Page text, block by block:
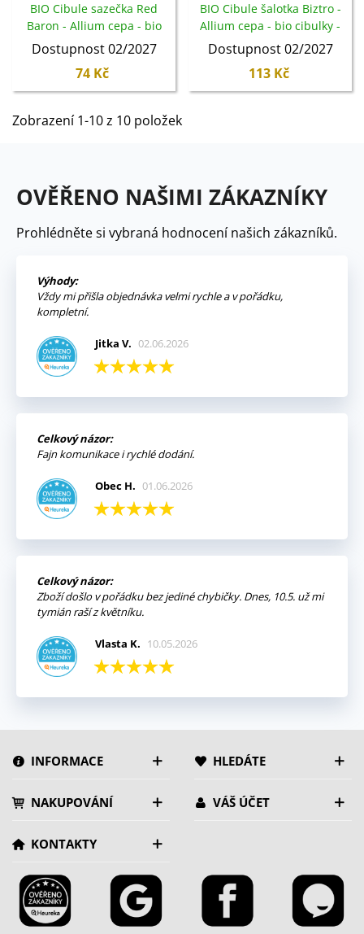
BIO Cibule sazečka Red
Baron - Allium cepa - bio
cibulky - 150 g
Dostupnost 02/2027
74 Kč
BIO Cibule šalotka Biztro -
Allium cepa - bio cibulky -
150 g
Dostupnost 02/2027
113 Kč
Zobrazení 1-10 z 10 položek
OVĚŘENO NAŠIMI ZÁKAZNÍKY
Prohlédněte si vybraná hodnocení našich zákazníků.
Výhody:
Vždy mi přišla objednávka velmi rychle a v pořádku,
kompletní.
Jitka V. 02.06.2026
Celkový názor:
Fajn komunikace i rychlé dodání.
Obec H. 01.06.2026
Celkový názor:
Zboží došlo v pořádku bez jediné chybičky. Dnes, 10.5. už mi
tymián raší z květníku.
Vlasta K. 10.05.2026
INFORMACE HLEDÁTE
NAKUPOVÁNÍ VÁŠ ÚČET
KONTAKTY